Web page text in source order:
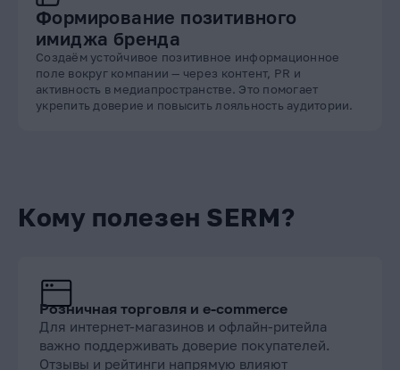
Формирование позитивного
имиджа бренда
Создаём устойчивое позитивное информационное
поле вокруг компании — через контент, PR и
активность в медиапространстве. Это помогает
укрепить доверие и повысить лояльность аудитории.
Кому полезен SERM?
Розничная торговля и e-commerce
Для интернет-магазинов и офлайн-ритейла
важно поддерживать доверие покупателей.
Отзывы и рейтинги напрямую влияют